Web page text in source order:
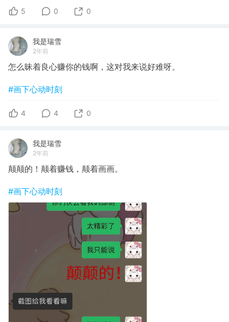
5 0 0
我是瑞雪
2年前
怎么昧着良心赚你的钱啊，这对我来说好难呀。
#画下心动时刻
4 4 0
我是瑞雪
2年前
颠颠的！颠着赚钱，颠着画画。
#画下心动时刻